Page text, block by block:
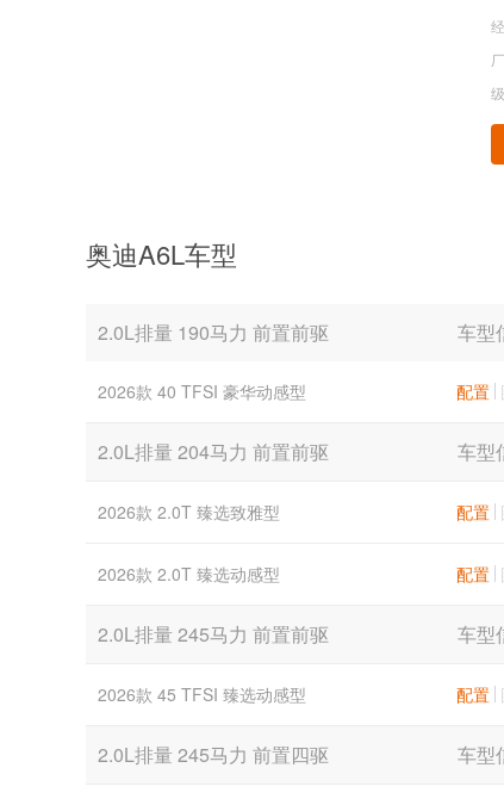
奥迪A6L车型
2.0L排量 190马力 前置前驱 车型
2026款 40 TFSI 豪华动感型 配置
2.0L排量 204马力 前置前驱 车型
2026款 2.0T 臻选致雅型 配置
2026款 2.0T 臻选动感型 配置
2.0L排量 245马力 前置前驱 车型
2026款 45 TFSI 臻选动感型 配置
2.0L排量 245马力 前置四驱 车型